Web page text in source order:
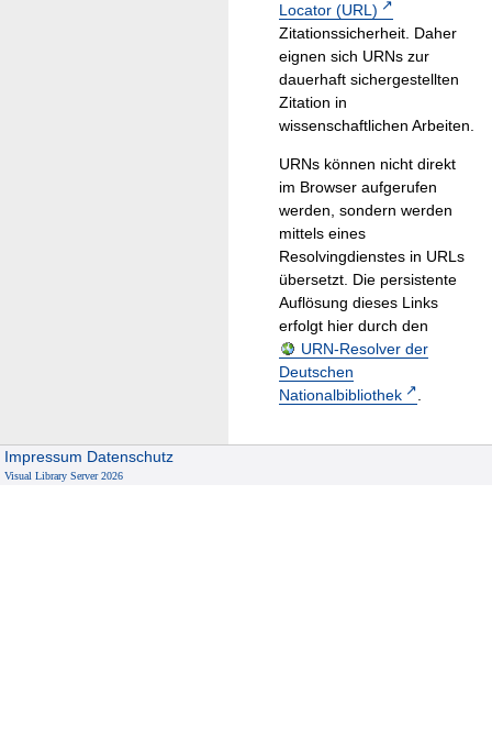
Locator (URL)
Zitationssicherheit. Daher
eignen sich URNs zur
dauerhaft sichergestellten
Zitation in
wissenschaftlichen Arbeiten.
URNs können nicht direkt
im Browser aufgerufen
werden, sondern werden
mittels eines
Resolvingdienstes in URLs
übersetzt. Die persistente
Auflösung dieses Links
erfolgt hier durch den
URN-Resolver der
Deutschen
Nationalbibliothek
.
Impressum Datenschutz
Visual Library Server 2026